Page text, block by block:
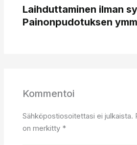
Laihduttaminen ilman
Painonpudotuksen
Kommentoi
Sähköpostiosoitettasi ei julkaista.
on merkitty *